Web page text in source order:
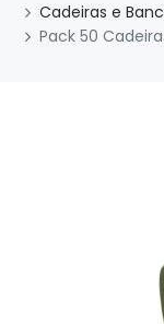
Cadeiras e
Pack 50